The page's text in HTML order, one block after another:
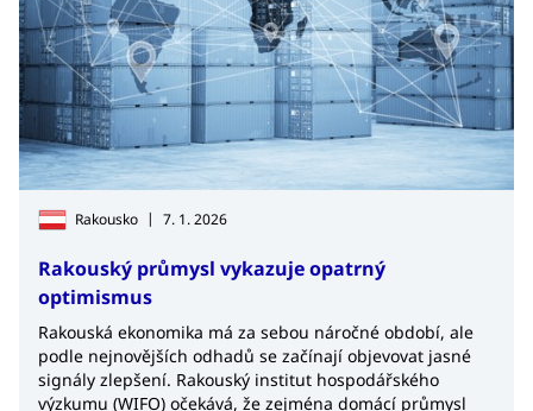
Rakousko | 7. 1. 2026
Rakouský průmysl vykazuje opatrný
optimismus
Rakouská ekonomika má za sebou náročné období, ale
podle nejnovějších odhadů se začínají objevovat jasné
signály zlepšení. Rakouský institut hospodářského
výzkumu (WIFO) očekává, že zejména domácí průmysl